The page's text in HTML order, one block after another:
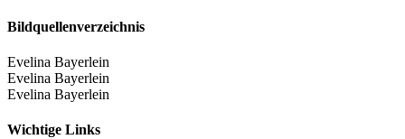
Bildquellenverzeichnis
Evelina Bayerlein
Evelina Bayerlein
Evelina Bayerlein
Wichtige Links